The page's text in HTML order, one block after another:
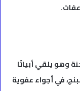
وهو يلقي أبياتًا
في أجواء عفوية